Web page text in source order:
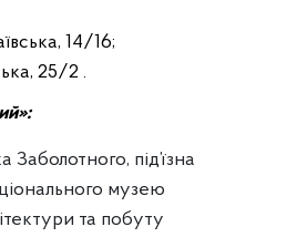
14/16;
25/2 .
Заболотного, під’їзна
музею
та побуту